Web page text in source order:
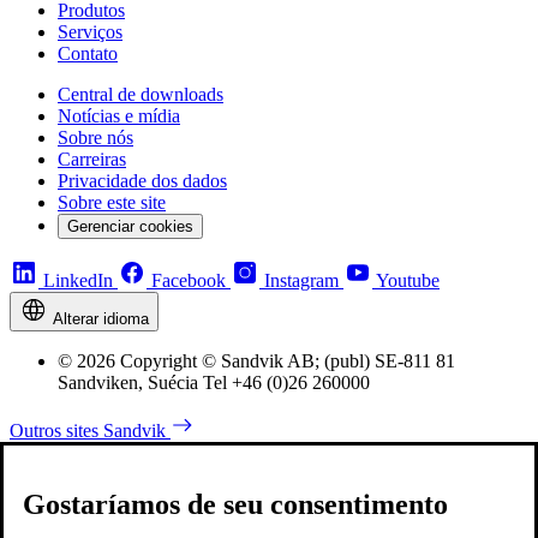
Produtos
Serviços
Contato
Central de downloads
Notícias e mídia
Sobre nós
Carreiras
Privacidade dos dados
Sobre este site
Gerenciar cookies
LinkedIn Facebook Instagram Youtube
Alterar idioma
© 2026 Copyright © Sandvik AB; (publ) SE-811 81
Sandviken, Suécia Tel +46 (0)26 260000
Outros sites Sandvik
Gostaríamos de seu consentimento